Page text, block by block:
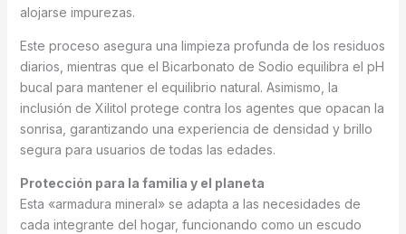
alojarse impurezas.
Este proceso asegura una limpieza profunda de los residuos
diarios, mientras que el Bicarbonato de Sodio equilibra el pH
bucal para mantener el equilibrio natural. Asimismo, la
inclusión de Xilitol protege contra los agentes que opacan la
sonrisa, garantizando una experiencia de densidad y brillo
segura para usuarios de todas las edades.
Protección para la familia y el planeta
Esta «armadura mineral» se adapta a las necesidades de
cada integrante del hogar, funcionando como un escudo